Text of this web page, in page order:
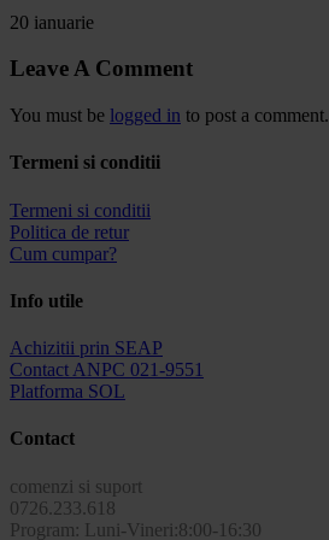
20 ianuarie
Leave A Comment
You must be logged in to post a comment.
Termeni si conditii
Termeni si conditii
Politica de retur
Cum cumpar?
Info utile
Achizitii prin SEAP
Contact ANPC 021-9551
Platforma SOL
Contact
comenzi si suport
0726.233.618
Program: Luni-Vineri:8:00-16:30